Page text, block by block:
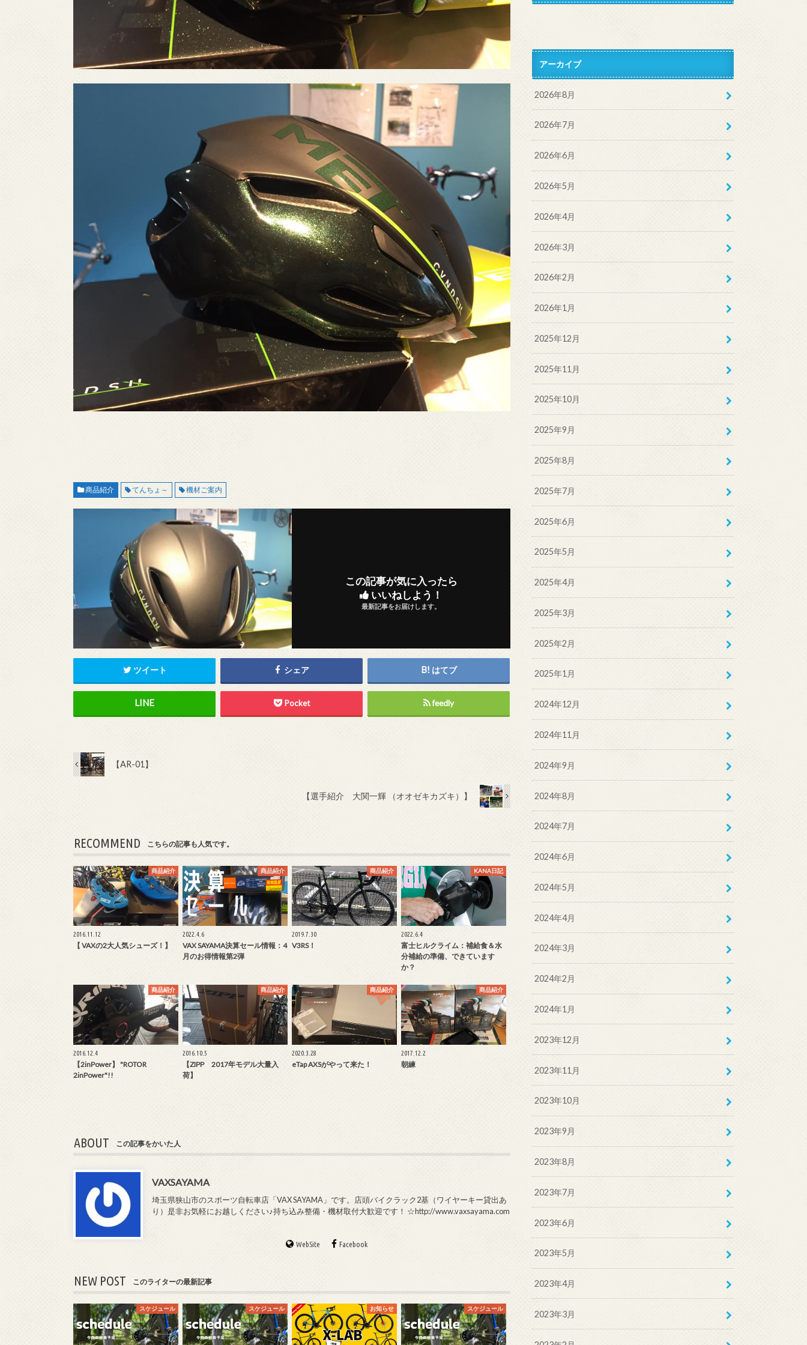
商品紹介 てんちょ～ 機材ご案内
この記事が気に入ったら
いいねしよう！
最新記事をお届けします。
ツイート シェア はてブ
Pocket feedly
【AR-01】
【選手紹介 大関一輝 （オオゼキカズキ）】
RECOMMEND こちらの記事も人気です。
商品紹介
2016.11.12
【 VAXの2大人気シューズ！】
商品紹介
2022.4.6
VAX SAYAMA決算セール情報：4
月のお得情報第2弾
商品紹介
2019.7.30
V3RS！
KANA日記
2022.6.4
富士ヒルクライム：補給食＆水
分補給の準備、できています
か？
商品紹介
2016.12.4
【2inPower】 "ROTOR
2inPower"!!
商品紹介
2016.10.5
【ZIPP 2017年モデル大量入
荷】
商品紹介
2020.3.28
eTap AXSがやって来た！
商品紹介
2017.12.2
朝練
ABOUT この記事をかいた人
VAXSAYAMA
埼玉県狭山市のスポーツ自転車店「VAX SAYAMA」です。店頭バイクラック2基（ワイヤーキー貸出あ
り）是非お気軽にお越しください♪持ち込み整備・機材取付大歓迎です！ ☆http://www.vaxsayama.com
WebSite Facebook
NEW POST このライターの最新記事
スケジュール スケジュール お知らせ スケジュール
アーカイブ
2026年8月
2026年7月
2026年6月
2026年5月
2026年4月
2026年3月
2026年2月
2026年1月
2025年12月
2025年11月
2025年10月
2025年9月
2025年8月
2025年7月
2025年6月
2025年5月
2025年4月
2025年3月
2025年2月
2025年1月
2024年12月
2024年11月
2024年9月
2024年8月
2024年7月
2024年6月
2024年5月
2024年4月
2024年3月
2024年2月
2024年1月
2023年12月
2023年11月
2023年10月
2023年9月
2023年8月
2023年7月
2023年6月
2023年5月
2023年4月
2023年3月